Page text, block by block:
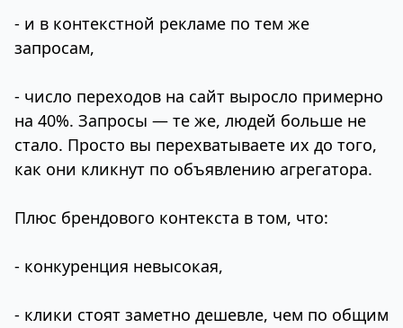
- и в контекстной рекламе по тем же
запросам,
- число переходов на сайт выросло примерно
на 40%. Запросы — те же, людей больше не
стало. Просто вы перехватываете их до того,
как они кликнут по объявлению агрегатора.
Плюс брендового контекста в том, что:
- конкуренция невысокая,
- клики стоят заметно дешевле, чем по общим